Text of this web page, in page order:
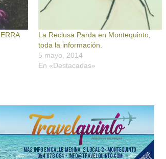
La Reclusa Parda en Montequinto,
toda la información.
5 mayo, 2014
En «Destacadas»